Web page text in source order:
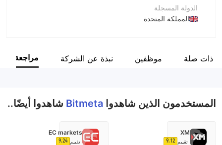
الدولة المسجلة
المملكة المتحدة
اسم الشركةذات صلة موظفين نبذة عن الشركة مراجعة
المستخدمون الذين شاهدوا Bitmeta شاهدوا أيضًا..
XM
تقييم 9.12
EC markets
تقييم 9.24